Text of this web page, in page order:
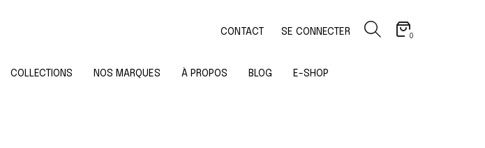
CONTACT SE CONNECTER 0
COLLECTIONS NOS MARQUES À PROPOS BLOG E-SHOP